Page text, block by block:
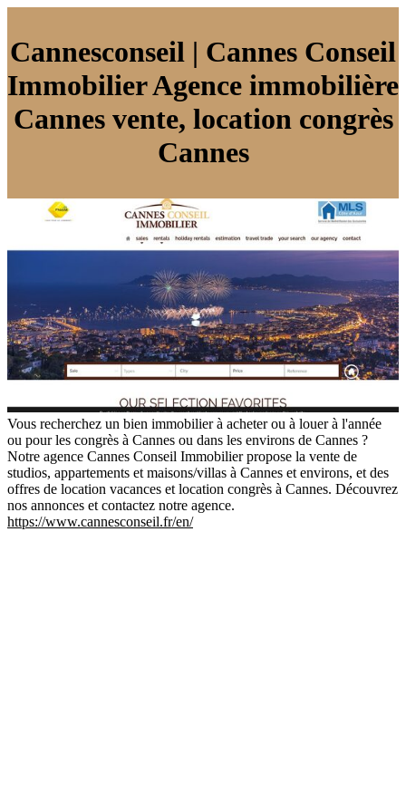
Cannesconseil | Cannes Conseil
Immobilier Agence immobilière
Cannes vente, location congrès
Cannes
Vous recherchez un bien immobilier à acheter ou à louer à l'année
ou pour les congrès à Cannes ou dans les environs de Cannes ?
Notre agence Cannes Conseil Immobilier propose la vente de
studios, appartements et maisons/villas à Cannes et environs, et des
offres de location vacances et location congrès à Cannes. Découvrez
nos annonces et contactez notre agence.
https://www.cannesconseil.fr/en/